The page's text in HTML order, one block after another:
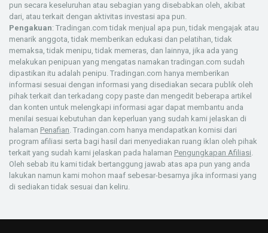
pun secara keseluruhan atau sebagian yang disebabkan oleh, akibat
dari, atau terkait dengan aktivitas investasi apa pun.
Pengakuan: Tradingan.com tidak menjual apa pun, tidak mengajak atau
menarik anggota, tidak memberikan edukasi dan pelatihan, tidak
memaksa, tidak menipu, tidak memeras, dan lainnya, jika ada yang
melakukan penipuan yang mengatas namakan tradingan.com sudah
dipastikan itu adalah penipu. Tradingan.com hanya memberikan
informasi sesuai dengan informasi yang disediakan secara publik oleh
pihak terkait dan terkadang copy paste dan mengedit beberapa artikel
dan konten untuk melengkapi informasi agar dapat membantu anda
menilai sesuai kebutuhan dan keperluan yang sudah kami jelaskan di
halaman Penafian. Tradingan.com hanya mendapatkan komisi dari
program afiliasi serta bagi hasil dari menyediakan ruang iklan oleh pihak
terkait yang sudah kami jelaskan pada halaman Pengungkapan Afiliasi.
Oleh sebab itu kami tidak bertanggung jawab atas apa pun yang anda
lakukan namun kami mohon maaf sebesar-besarnya jika informasi yang
di sediakan tidak sesuai dan keliru.